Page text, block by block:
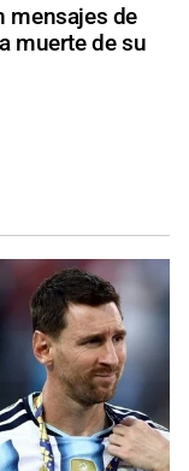
mensajes de
muerte de su